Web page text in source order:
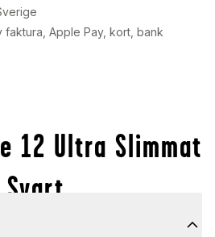
faktura, Apple Pay, kort, bank
12 Ultra Slimmat